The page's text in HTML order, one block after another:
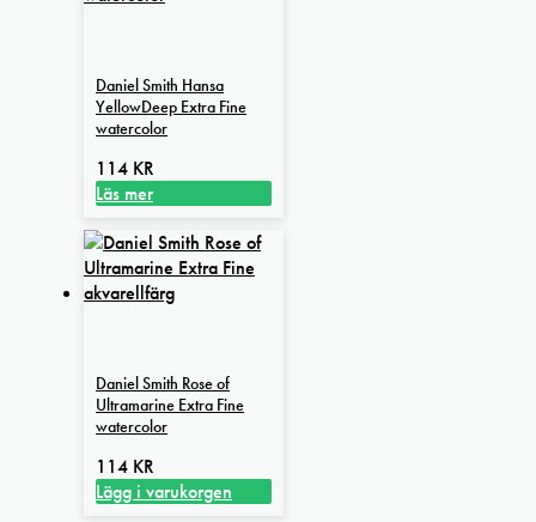
Daniel Smith Hansa
YellowDeep Extra Fine
watercolor
114 KR
Läs mer
Daniel Smith Rose of
Ultramarine Extra Fine
watercolor
114 KR
Lägg i varukorgen